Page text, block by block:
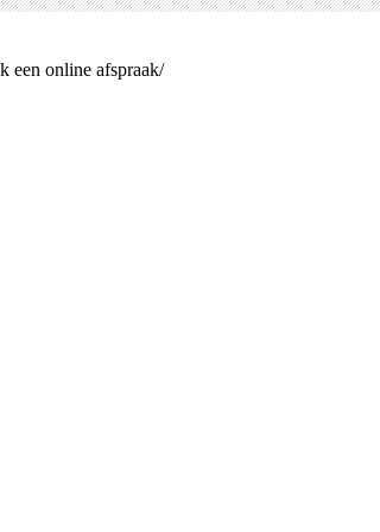
een online afspraak/